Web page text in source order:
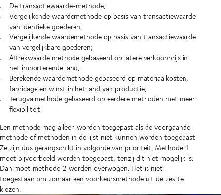
De transactiewaarde-methode;
Vergelijkende waardemethode op basis van transactiewaarde
van identieke goederen;
Vergelijkende waardemethode op basis van transactiewaarde
van vergelijkbare goederen;
Aftrekwaarde methode gebaseerd op latere verkoopprijs in
het importerende land;
Berekende waardemethode gebaseerd op materiaalkosten,
fabricage en winst in het land van productie;
Terugvalmethode gebaseerd op eerdere methoden met meer
flexibiliteit.
Een methode mag alleen worden toegepast als de voorgaande
methode of methoden in de lijst niet kunnen worden toegepast.
Ze zijn dus gerangschikt in volgorde van prioriteit. Methode 1
moet bijvoorbeeld worden toegepast, tenzij dit niet mogelijk is.
Dan moet methode 2 worden overwogen. Het is niet
toegestaan om zomaar een voorkeursmethode uit de zes te
kiezen.